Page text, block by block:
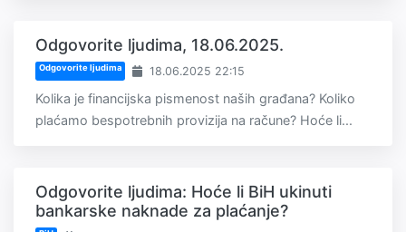
Odgovorite ljudima, 18.06.2025.
Odgovorite ljudima 18.06.2025 22:15
Kolika je financijska pismenost naših građana? Koliko
plaćamo bespotrebnih provizija na račune? Hoće li...
Odgovorite ljudima: Hoće li BiH ukinuti
bankarske naknade za plaćanje?